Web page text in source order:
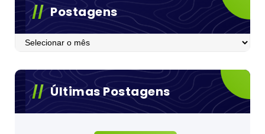
Postagens
Postagens
Últimas Postagens